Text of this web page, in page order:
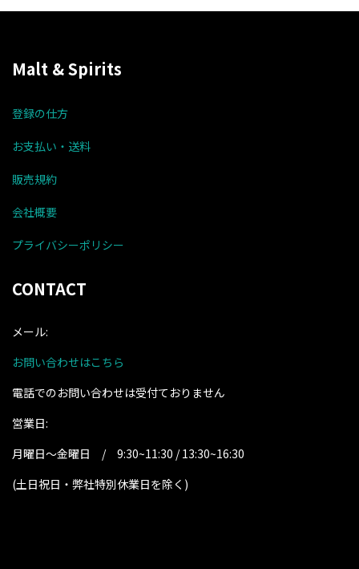
Malt & Spirits
登録の仕方
お支払い・送料
販売規約
会社概要
プライバシーポリシー
CONTACT
メール:
お問い合わせはこちら
電話でのお問い合わせは受付ておりません
営業日:
月曜日～金曜日 / 9:30~11:30 / 13:30~16:30
(土日祝日・弊社特別休業日を除く )